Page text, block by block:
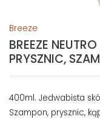
Breeze
BREEZE
PRYSZNIC,
400ml. Jedwabista
Szampon, prysznic,